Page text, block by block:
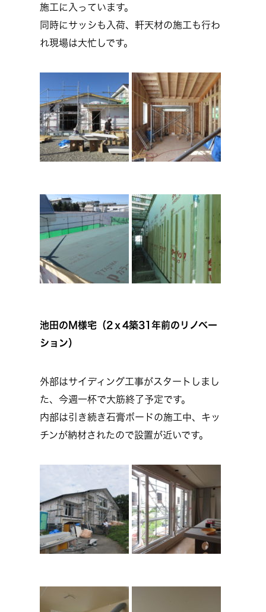
施工に入っています。
同時にサッシも入荷、軒天材の施工も行わ
れ現場は大忙しです。
池田のＭ様宅（2ｘ4築31年前のリノベー
ション）
外部はサイディング工事がスタートしまし
た、今週一杯で大筋終了予定です。
内部は引き続き石膏ボードの施工中、キッ
チンが納材されたので設置が近いです。